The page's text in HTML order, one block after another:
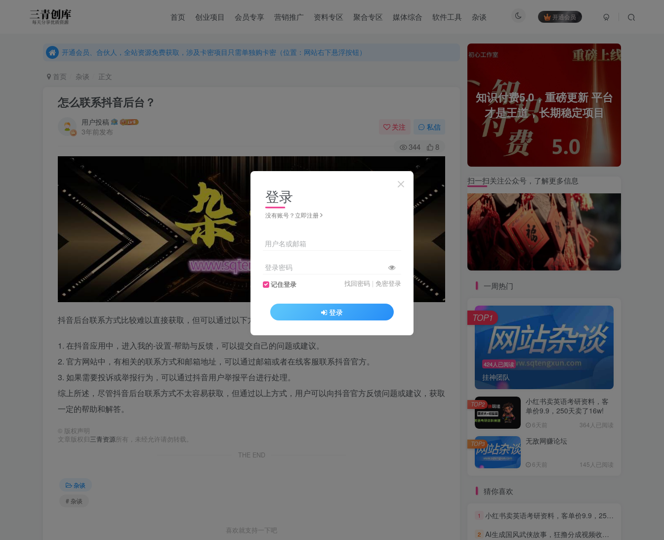
开通会员
首页 创业项目 会员专享 营销推广 资料专区 聚合专区 媒体综合 软件工具 杂谈
开通会员、合伙人，全站资源免费获取，涉及卡密项目只需单独购卡密（位置：网站右下悬浮按钮）
开通会员、合伙人，全站资源免费获取，涉及卡密项目只需单独购卡密（位置：网站右下悬浮按钮）
首页 杂谈 正文
怎么联系抖音后台？
用户投稿
3年前发布
关注 私信
344 8
抖音后台联系方式比较难以直接获取，但可以通过以下方式进行建议或咨询：
1. 在抖音应用中，进入我的-设置-帮助与反馈，可以提交自己的问题或建议。
2. 官方网站中，有相关的联系方式和邮箱地址，可以通过邮箱或者在线客服联系抖音官方。
3. 如果需要投诉或举报行为，可以通过抖音用户举报平台进行处理。
综上所述，尽管抖音后台联系方式不太容易获取，但通过以上方式，用户可以向抖音官方反馈问题或建议，获取
一定的帮助和解答。
© 版权声明
文章版权归三青资源所有，未经允许请勿转载。
THE END
杂谈
# 杂谈
喜欢就支持一下吧
知识付费5.0，重磅更新 平台
才是王道，长期稳定项目
扫一扫关注公众号，了解更多信息
一周热门
424人已阅读
挂神团队
TOP1
小红书卖英语考研资料，客
单价9.9，250天卖了16w!
6天前 364人已阅读
TOP2
无敌网赚论坛
6天前 145人已阅读
TOP3
猜你喜欢
1 小红书卖英语考研资料，客单价9.9，250天卖了16w!
2 AI生成国风武侠故事，狂撸分成视频收益，轻松日入1000+【可多平台分发】！
登录
没有账号？立即注册
用户名或邮箱
登录密码
记住登录 找回密码 | 免密登录
登录